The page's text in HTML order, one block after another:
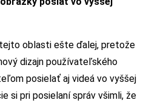
oblasti ešte ďalej, pretože
dizajn používateľského
posielať aj videá vo vyššej
si pri posielaní správ všimli, že